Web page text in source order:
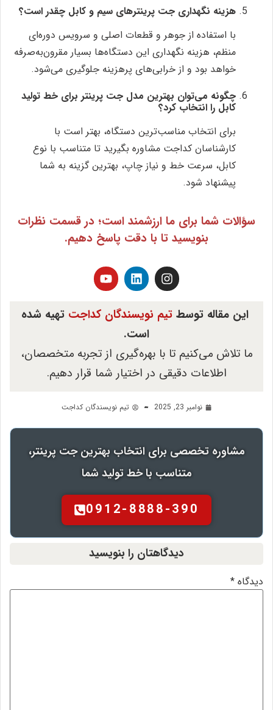
هزینه نگهداری جت پرینترهای سیم و کابل چقدر است؟
با استفاده از جوهر و قطعات اصلی و سرویس دوره‌ای
منظم، هزینه نگهداری این دستگاه‌ها بسیار مقرون‌به‌صرفه
خواهد بود و از خرابی‌های پرهزینه جلوگیری می‌شود.
چگونه می‌توان بهترین مدل جت پرینتر برای خط تولید
کابل را انتخاب کرد؟
برای انتخاب مناسب‌ترین دستگاه، بهتر است با
کارشناسان کداجت مشاوره بگیرید تا متناسب با نوع
کابل، سرعت خط و نیاز چاپ، بهترین گزینه به شما
پیشنهاد شود.
سؤالات شما برای ما ارزشمند است؛ در قسمت نظرات
بنویسید تا با دقت پاسخ دهیم.
این مقاله توسطتیم نویسندگان کداجتتهیه شده
است.
ما تلاش می‌کنیم تا با بهره‌گیری از تجربه متخصصان،
اطلاعات دقیقی در اختیار شما قرار دهیم.
نوامبر 23, 2025 تیم نویسندگان کداجت
مشاوره تخصصی برای انتخاب بهترین جت پرینتر،
متناسب با خط تولید شما
0912-8888-390
دیدگاهتان را بنویسید
*